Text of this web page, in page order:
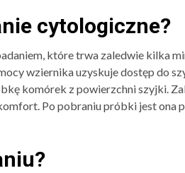
cytologiczne?
które trwa zaledwie kilka
wziernika uzyskuje dostęp do
komórek z powierzchni szyjki.
Po pobraniu próbki jest ona